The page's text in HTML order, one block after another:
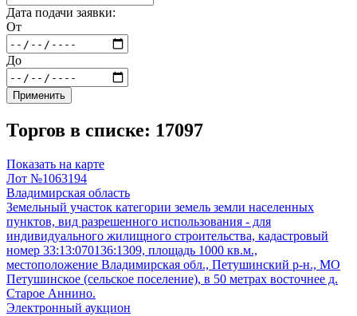
Дата подачи заявки:
От
До
Применить
Торгов в списке: 17097
Показать на карте
Лот №1063194
Владимирская область
Земельный участок категории земель земли населенных
пунктов, вид разрешенного использования - для
индивидуального жилищного строительства, кадастровый
номер 33:13:070136:1309, площадь 1000 кв.м.,
местоположение Владимирская обл., Петушинский р-н., МО
Петушинское (сельское поселение), в 50 метрах восточнее д.
Старое Аннино.
Электронный аукцион